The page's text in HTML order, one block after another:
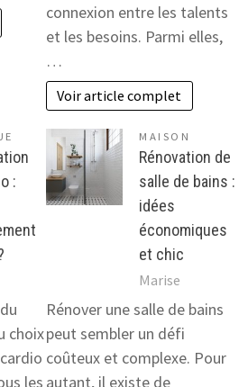
connexion entre les talents
et les besoins. Parmi elles,
…
Voir article complet
:
choix
les
MAISON
Rénovation de
salle de bains :
idées
économiques
et chic
Marise
Rénover une salle de bains
peut sembler un défi
coûteux et complexe. Pour
autant, il existe de